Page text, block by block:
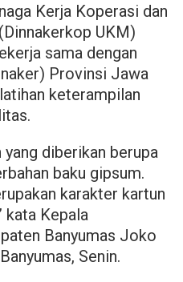
Kerja Koperasi dan
UKM)
sama dengan
Provinsi Jawa
keterampilan
diberikan berupa
baku gipsum.
karakter kartun
kata Kepala
Banyumas Joko
Senin.